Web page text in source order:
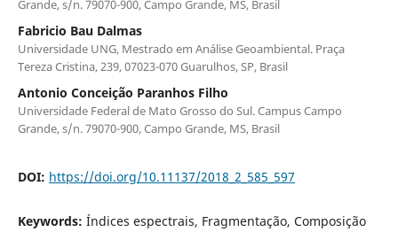
Grande, s/n. 79070-900, Campo Grande, MS, Brasil
Fabricio Bau Dalmas
Universidade UNG, Mestrado em Análise Geoambiental. Praça
Tereza Cristina, 239, 07023-070 Guarulhos, SP, Brasil
Antonio Conceição Paranhos Filho
Universidade Federal de Mato Grosso do Sul. Campus Campo
Grande, s/n. 79070-900, Campo Grande, MS, Brasil
DOI: https://doi.org/10.11137/2018_2_585_597
Keywords: Índices espectrais, Fragmentação, Composição